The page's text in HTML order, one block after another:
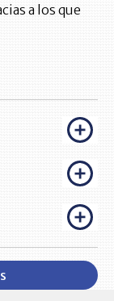
a los que